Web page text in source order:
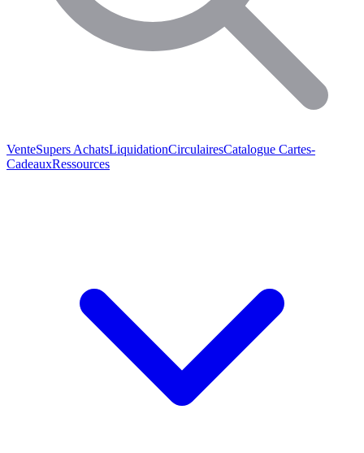
VenteSupers AchatsLiquidationCirculairesCatalogue Cartes-
CadeauxRessources